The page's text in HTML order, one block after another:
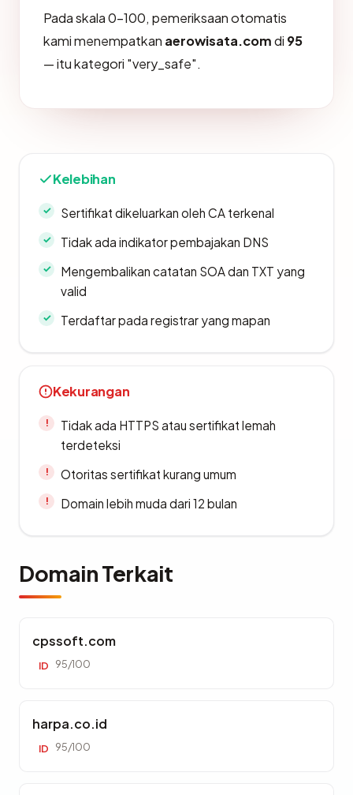
Pada skala 0-100, pemeriksaan otomatis
kami menempatkan aerowisata.comdi 95
— itu kategori "very_safe".
Kelebihan
Sertifikat dikeluarkan oleh CA terkenal
Tidak ada indikator pembajakan DNS
Mengembalikan catatan SOA dan TXT yang
valid
Terdaftar pada registrar yang mapan
Kekurangan
Tidak ada HTTPS atau sertifikat lemah
terdeteksi
Otoritas sertifikat kurang umum
Domain lebih muda dari 12 bulan
Domain Terkait
cpssoft.com
ID 95/100
harpa.co.id
ID 95/100